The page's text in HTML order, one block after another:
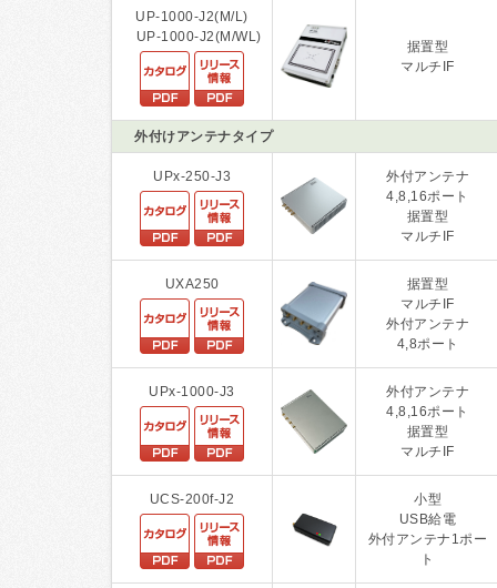
UP-1000-J2(M/L)
UP-1000-J2(M/WL)
据置型
マルチIF
外付けアンテナタイプ
UPx-250-J3
外付アンテナ
4,8,16ポート
据置型
マルチIF
UXA250
据置型
マルチIF
外付アンテナ
4,8ポート
UPx-1000-J3
外付アンテナ
4,8,16ポート
据置型
マルチIF
UCS-200f-J2
小型
USB給電
外付アンテナ1ポー
ト